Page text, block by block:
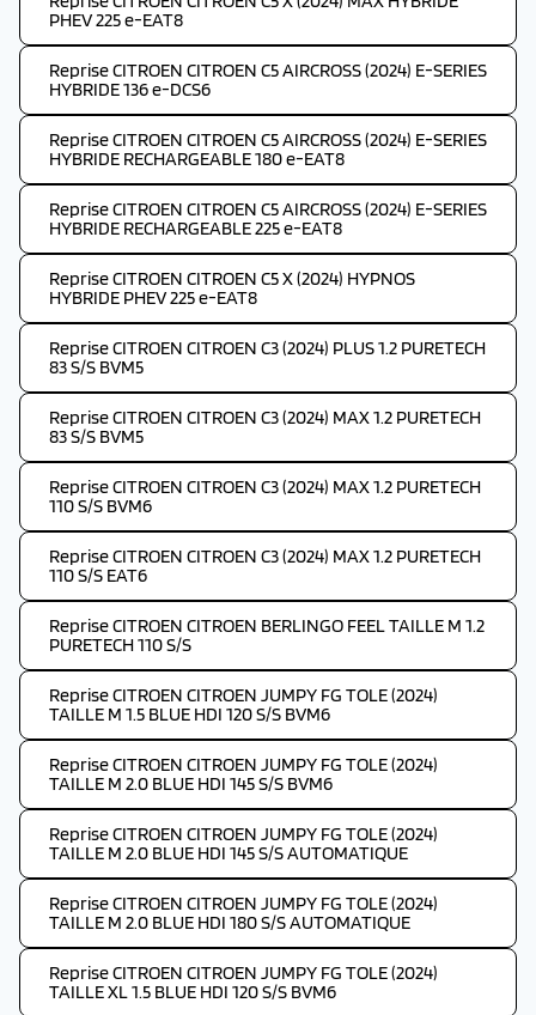
PHEV 225 e-EAT8
Reprise CITROEN CITROEN C5 AIRCROSS (2024) E-SERIES
HYBRIDE 136 e-DCS6
Reprise CITROEN CITROEN C5 AIRCROSS (2024) E-SERIES
HYBRIDE RECHARGEABLE 180 e-EAT8
Reprise CITROEN CITROEN C5 AIRCROSS (2024) E-SERIES
HYBRIDE RECHARGEABLE 225 e-EAT8
Reprise CITROEN CITROEN C5 X (2024) HYPNOS
HYBRIDE PHEV 225 e-EAT8
Reprise CITROEN CITROEN C3 (2024) PLUS 1.2 PURETECH
83 S/S BVM5
Reprise CITROEN CITROEN C3 (2024) MAX 1.2 PURETECH
83 S/S BVM5
Reprise CITROEN CITROEN C3 (2024) MAX 1.2 PURETECH
110 S/S BVM6
Reprise CITROEN CITROEN C3 (2024) MAX 1.2 PURETECH
110 S/S EAT6
Reprise CITROEN CITROEN BERLINGO FEEL TAILLE M 1.2
PURETECH 110 S/S
Reprise CITROEN CITROEN JUMPY FG TOLE (2024)
TAILLE M 1.5 BLUE HDI 120 S/S BVM6
Reprise CITROEN CITROEN JUMPY FG TOLE (2024)
TAILLE M 2.0 BLUE HDI 145 S/S BVM6
Reprise CITROEN CITROEN JUMPY FG TOLE (2024)
TAILLE M 2.0 BLUE HDI 145 S/S AUTOMATIQUE
Reprise CITROEN CITROEN JUMPY FG TOLE (2024)
TAILLE M 2.0 BLUE HDI 180 S/S AUTOMATIQUE
Reprise CITROEN CITROEN JUMPY FG TOLE (2024)
TAILLE XL 1.5 BLUE HDI 120 S/S BVM6